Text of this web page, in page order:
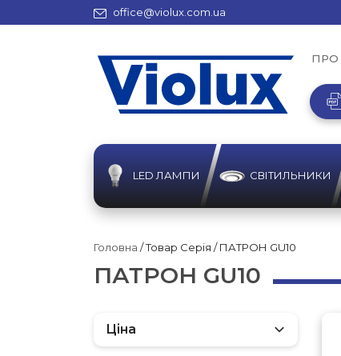
office@violux.com.ua
ПРО
LED ЛАМПИ СВІТИЛЬНИКИ
Головна / Товар Серія / ПАТРОН GU10
ПАТРОН GU10
Ціна